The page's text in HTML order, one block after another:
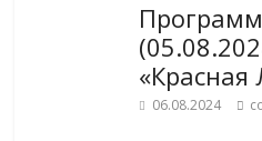
«Красная
06.08.2024